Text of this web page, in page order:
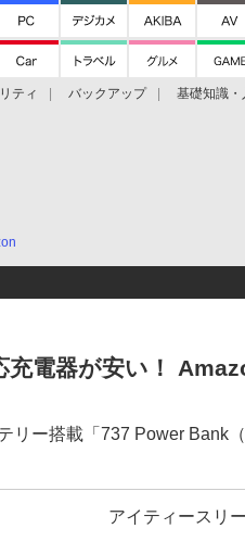
ティ バックアップ 基礎知識・
充電器が安い！
リー搭載「737 Power Bank
アイティースリー